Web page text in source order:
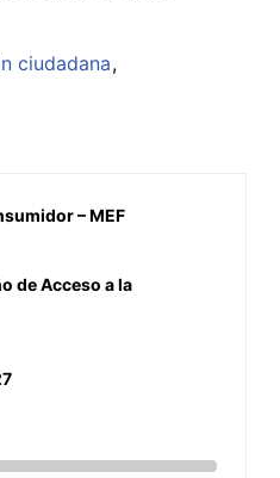
ciudadana
– MEF
de Acceso a la